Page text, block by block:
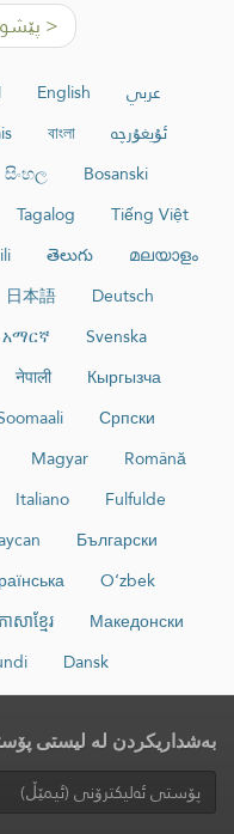
<
عربي English
ئۇيغۇرچە
বাংলা
Bosanski
සිංහල
Tiếng Việt
Tagalog
മലയാളം
తెలుగు
Deutsch
日本語
Svenska
አማርኛ
Кыргызча
नेपाली
Српски
Română
Magyar
Fulfulde
Italiano
Български
O‘zbek
Македонски
សាខ្មែរ
Dansk
بەشداریکردن لە لیستی